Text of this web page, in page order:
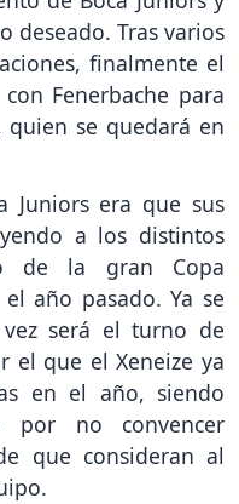
deseado. Tras varios
finalmente el
Fenerbache para
quien se quedará en
Juniors era que sus
a los distintos
de la gran Copa
año pasado. Ya se
será el turno de
el que el Xeneize ya
en el año, siendo
por no convencer
que consideran al